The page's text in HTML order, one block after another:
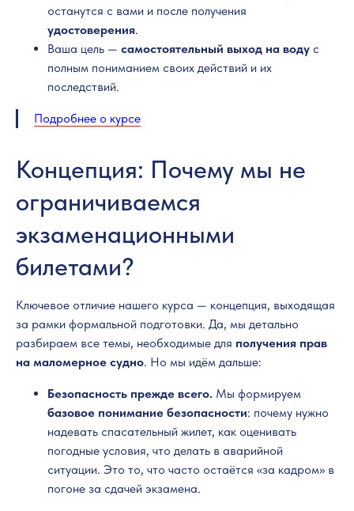
останутся с вами и после получения
удостоверения.
Ваша цель — самостоятельный выход на воду с
полным пониманием своих действий и их
последствий.
Подробнее о курсе
Концепция: Почему мы не
ограничиваемся
экзаменационными
билетами?
Ключевое отличие нашего курса — концепция, выходящая
за рамки формальной подготовки. Да, мы детально
разбираем все темы, необходимые для получения прав
на маломерное судно. Но мы идём дальше:
Безопасность прежде всего. Мы формируем
базовое понимание безопасности: почему нужно
надевать спасательный жилет, как оценивать
погодные условия, что делать в аварийной
ситуации. Это то, что часто остаётся «за кадром» в
погоне за сдачей экзамена.